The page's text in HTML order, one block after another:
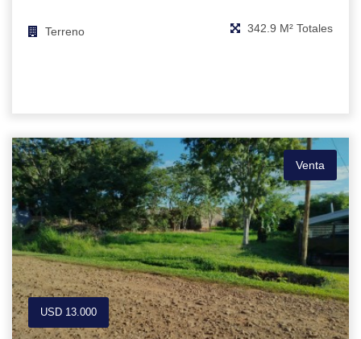
Terreno 342.9 M² Totales
Venta
USD 13.000